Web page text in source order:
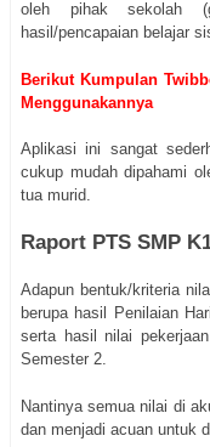
oleh pihak sekolah
hasil/pencapaian belajar
Berikut Kumpulan
Menggunakannya
Aplikasi ini sangat
cukup mudah dipahami
tua murid.
Raport PTS SMP
Adapun bentuk/kriteria
berupa hasil Penilaian
serta hasil nilai
Semester 2.
Nantinya semua nilai di
dan menjadi acuan untuk